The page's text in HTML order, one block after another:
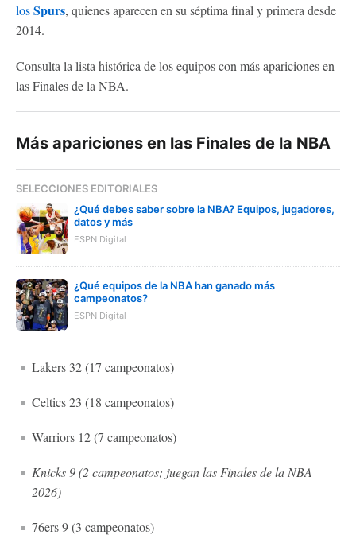
losSpurs, quienes aparecen en su séptima final y primera desde
2014.
Consulta la lista histórica de los equipos con más apariciones en
las Finales de la NBA.
Más apariciones en las Finales de la NBA
SELECCIONES EDITORIALES
¿Qué debes saber sobre la NBA? Equipos, jugadores,
datos y más
ESPN Digital
¿Qué equipos de la NBA han ganado más
campeonatos?
ESPN Digital
Lakers 32 (17 campeonatos)
Celtics 23 (18 campeonatos)
Warriors 12 (7 campeonatos)
Knicks 9 (2 campeonatos; juegan las Finales de la NBA
2026)
76ers 9 (3 campeonatos)